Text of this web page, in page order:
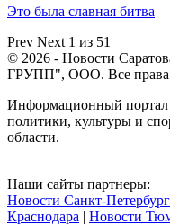
Это была славная битва
Prev Next 1 из 51
© 2026 - Новости
ГРУПП", ООО. Все
Информационный портал
политики, культуры и
области.
Наши сайты партнеры:
Новости Санкт-
Краснодара | Новости